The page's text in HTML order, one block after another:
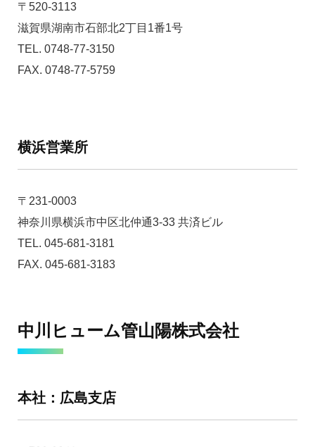
〒520-3113
滋賀県湖南市石部北2丁目1番1号
TEL. 0748-77-3150
FAX. 0748-77-5759
横浜営業所
〒231-0003
神奈川県横浜市中区北仲通3-33 共済ビル
TEL. 045-681-3181
FAX. 045-681-3183
中川ヒューム管山陽株式会社
本社：広島支店